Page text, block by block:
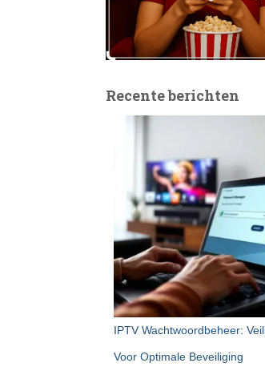
Recente berichten
IPTV Wachtwoordbeheer:
Voor Optimale Beveiliging